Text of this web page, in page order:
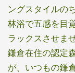
ングスタイルの
林浴で五感を目
ラックスさせま
鎌倉在住の認定
が、いつもの鎌